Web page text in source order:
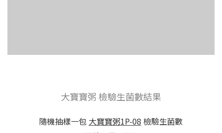
大寶寶粥 檢驗生菌數結果
隨機抽樣一包 大寶寶粥1P-08 檢驗生菌數